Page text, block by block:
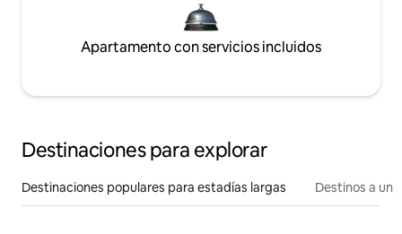
Apartamento con servicios incluidos
Destinaciones para explorar
Destinaciones populares para estadías largas Destinos a un